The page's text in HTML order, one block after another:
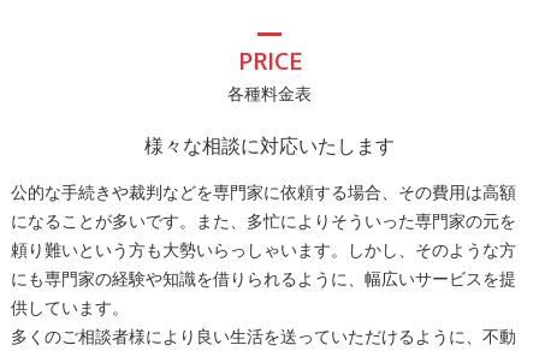
各種料金表
PRICE
様々な相談に対応いたします
公的な手続きや裁判などを専門家に依頼する場合、その費用は高額
になることが多いです。また、多忙によりそういった専門家の元を
頼り難いという方も大勢いらっしゃいます。しかし、そのような方
にも専門家の経験や知識を借りられるように、幅広いサービスを提
供しています。
多くのご相談者様により良い生活を送っていただけるように、不動